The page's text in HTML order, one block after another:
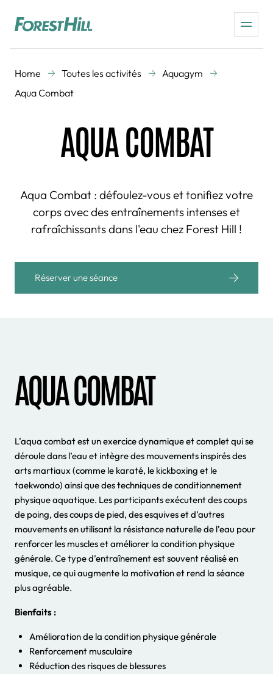
Home Toutes les activités
Aquagym
Aqua Combat
AQUA COMBAT
Aqua Combat : défoulez-vous et tonifiez votre
corps avec des entraînements intenses et
rafraîchissants dans l'eau chez Forest Hill !
Réserver une séance
AQUA COMBAT
L’aqua combat est un exercice dynamique et complet qui se
déroule dans l’eau et intègre des mouvements inspirés des
arts martiaux (comme le karaté, le kickboxing et le
taekwondo) ainsi que des techniques de conditionnement
physique aquatique. Les participants exécutent des coups
de poing, des coups de pied, des esquives et d’autres
mouvements en utilisant la résistance naturelle de l’eau pour
renforcer les muscles et améliorer la condition physique
générale. Ce type d’entraînement est souvent réalisé en
musique, ce qui augmente la motivation et rend la séance
plus agréable.
Bienfaits :
Amélioration de la condition physique générale
Renforcement musculaire
Réduction des risques de blessures